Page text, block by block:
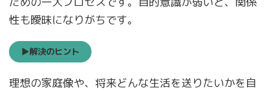
性も曖昧になりがちです。
▶解決のヒント
理想の家庭像や、将来どんな生活を送りたいかを自